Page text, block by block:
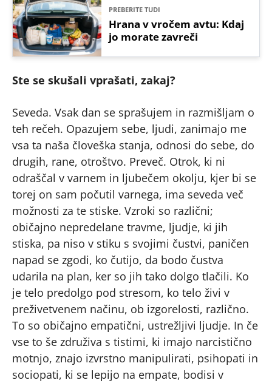
PREBERITE TUDI
Hrana v vročem avtu: Kdaj
jo morate zavreči
Ste se skušali vprašati, zakaj?
Seveda. Vsak dan se sprašujem in razmišljam o
teh rečeh. Opazujem sebe, ljudi, zanimajo me
vsa ta naša človeška stanja, odnosi do sebe, do
drugih, rane, otroštvo. Preveč. Otrok, ki ni
odraščal v varnem in ljubečem okolju, kjer bi se
torej on sam počutil varnega, ima seveda več
možnosti za te stiske. Vzroki so različni;
običajno nepredelane travme, ljudje, ki jih
stiska, pa niso v stiku s svojimi čustvi, paničen
napad se zgodi, ko čutijo, da bodo čustva
udarila na plan, ker so jih tako dolgo tlačili. Ko
je telo predolgo pod stresom, ko telo živi v
preživetvenem načinu, ob izgorelosti, različno.
To so običajno empatični, ustrežljivi ljudje. In če
vse to še združiva s tistimi, ki imajo narcistično
motnjo, znajo izvrstno manipulirati, psihopati in
sociopati, ki se lepijo na empate, bodisi v